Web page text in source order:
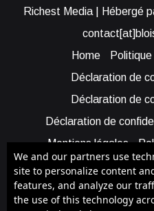
Richest Media | Hébergé
Home
Déclaration de
Déclaration de
Déclaration de
Mentions légales
Cookie Policy (AUS)
Qui sommes-nous ?
We and our partners use
site to personalize content
features, and analyze our
the use of this technology